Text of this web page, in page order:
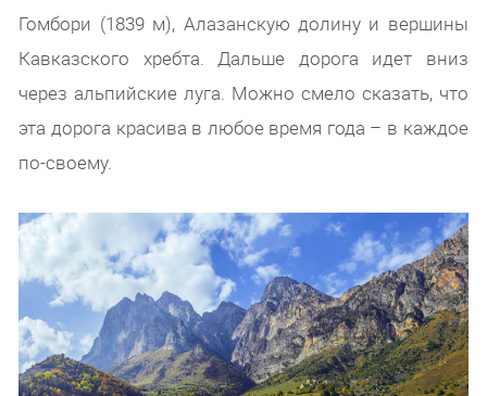
Гомбори (1839 м), Алазанскую долину и вершины
Кавказского хребта. Дальше дорога идет вниз
через альпийские луга. Можно смело сказать, что
эта дорога красива в любое время года – в каждое
по-своему.